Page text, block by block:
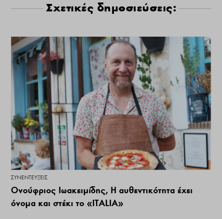
Σχετικές δημοσιεύσεις:
ΣΥΝΕΝΤΕΎΞΕΙΣ
Ονούφριος Ιωακειμίδης, Η αυθεντικότητα έχει
όνομα και στέκι το «ΙΤΑLIA»